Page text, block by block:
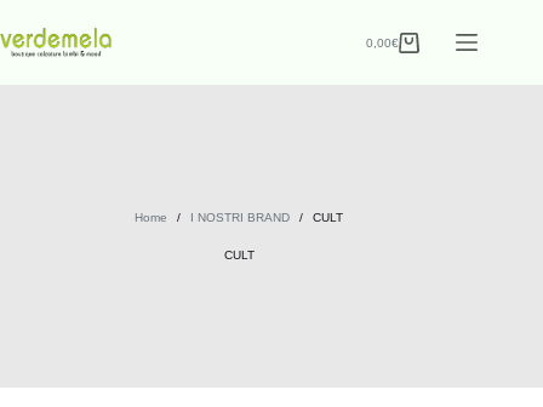
0,00€
Home / I NOSTRI BRAND / CULT
CULT